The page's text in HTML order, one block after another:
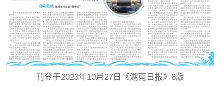
刊登于2023年10月27日《湖南日报》8版